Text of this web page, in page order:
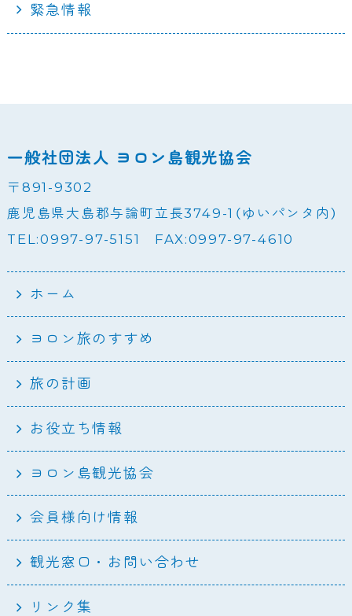
緊急情報
一般社団法人 ヨロン島観光協会
〒891-9302
鹿児島県大島郡与論町立長3749-1（ゆいパンタ内）
TEL:0997-97-5151 FAX:0997-97-4610
ホーム
ヨロン旅のすすめ
旅の計画
お役立ち情報
ヨロン島観光協会
会員様向け情報
観光窓口・お問い合わせ
リンク集